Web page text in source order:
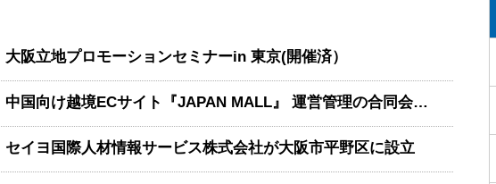
大阪立地プロモーションセミナーin 東京(開催済）
中国向け越境ECサイト『JAPAN MALL』 運営管理の合同会社 PHT JAPANが大阪に開設
セイヨ国際人材情報サービス株式会社が大阪市平野区に設立